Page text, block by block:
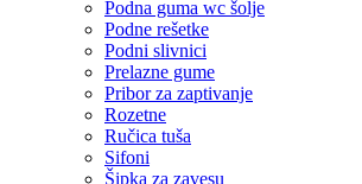
Podna guma wc šolje
Podne rešetke
Podni slivnici
Prelazne gume
Pribor za zaptivanje
Rozetne
Ručica tuša
Sifoni
Šipka za zavesu